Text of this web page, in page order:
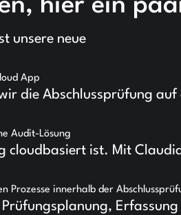
hier ein
unsere neue
App
die Abschlussprüfung auf
Audit-Lösung
cloudbasiert ist. Mit
Prozesse innerhalb der